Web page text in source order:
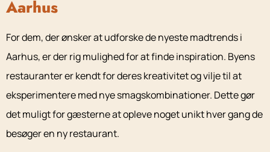
Aarhus
For dem, der ønsker at udforske de nyeste madtrends i
Aarhus, er der rig mulighed for at finde inspiration. Byens
restauranter er kendt for deres kreativitet og vilje til at
eksperimentere med nye smagskombinationer. Dette gør
det muligt for gæsterne at opleve noget unikt hver gang de
besøger en ny restaurant.